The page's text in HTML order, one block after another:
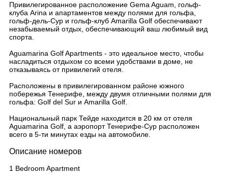
Привилегированное расположение Gema Aguam, гольф-
клуба Arina и апартаментов между полями для гольфа,
гольф-дель-Сур и гольф-клуб Amarilla Golf обеспечивают
незабываемый отдых, обеспечивающий ваш любимый вид
спорта.
Aguamarina Golf Apartments - это идеальное место, чтобы
насладиться отдыхом со всеми удобствами в доме, не
отказываясь от привилегий отеля.
Расположены в привилегированном районе южного
побережья Тенерифе, между двумя отличными полями для
гольфа: Golf del Sur и Amarilla Golf.
Национальный парк Тейде находится в 20 км от отеля
Aguamarina Golf, а аэропорт Тенерифе-Сур расположен
всего в 5-ти минутах езды на автомобиле.
Описание номеров
1 Bedroom Apartment